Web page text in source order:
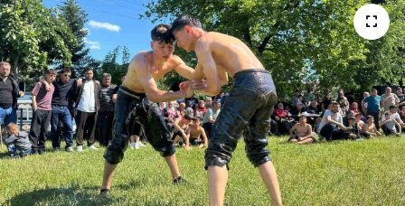
Özel Haber
Politika
Resmi İlan
Sağlık
Spor